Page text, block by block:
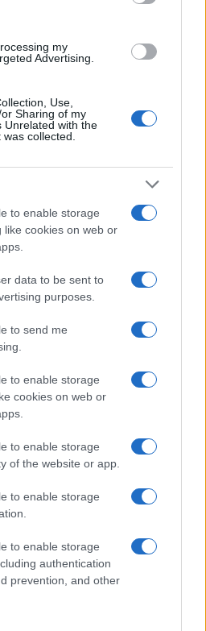
my
Advertising.
Use,
Sharing of my
Unrelated with the
collected.
to enable storage
like cookies on web or
data to be sent to
purposes.
to send me
to enable storage
cookies on web or
to enable storage
of the website or app.
to enable storage
to enable storage
authentication
prevention, and other
il nuovo
legge anti-Covid
notizie
un pescatore: attimi di
in zona rossa. Approvato il